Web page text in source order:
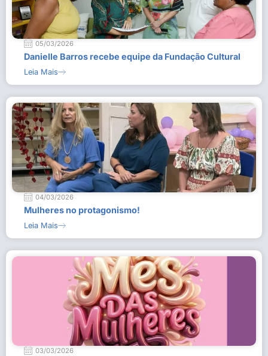
05/03/2026
Danielle Barros recebe equipe da Fundação Cultural
Leia Mais
04/03/2026
Mulheres no protagonismo!
Leia Mais
03/03/2026